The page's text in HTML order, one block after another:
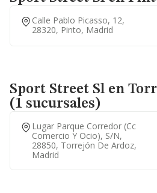
Calle Pablo Picasso, 12,
28320, Pinto, Madrid
Sport Street Sl en
(1 sucursales)
Lugar Parque Corredor (cc
Comercio Y Ocio), S/n,
28850, Torrejón De Ardoz,
Madrid